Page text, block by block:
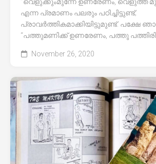
എന്ന പ്രമാണം പലരും പഠിച്ചിട്ടുണ്ട്;
പ്രാവർത്തികമാക്കിയിട്ടുമുണ്ട്. പക്ഷേ
“പത്തുമണിക്ക് ഉണരേണം, പത്തു പത്തിരി
November 26, 2020